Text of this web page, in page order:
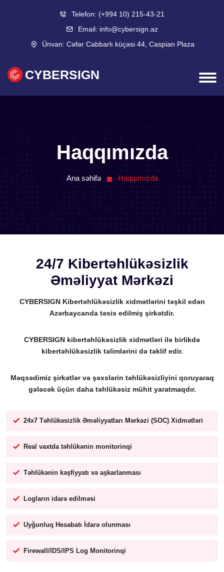
Telefon: (+994 10) 215-43-21
Email: info@cybersign.az
Ünvan: Cəfər Cabbarlı küçəsi 44, Caspian Plaza
CYBERSIGN
Haqqımızda
Ana səhifə Haqqımızda
24/7 Kibertəhlükəsizlik
Əməliyyat Mərkəzi
CYBERSIGN Kibertəhlükəsizlik xidmətlərini təşkil edən
Azərbaycanda təsis edilmiş şirkətdir.
CYBERSIGN kibertəhlükəsizlik xidmətləri ilə birlikdə
kibertəhlükəsizlik təlimlərini də təklif edir.
Məqsədimiz şirkətlər və şəxslərin təhlükəsizliyini qoruyaraq
gələcək üçün daha təhlükəsiz mühit yaratmaqdır.
24x7 Təhlükəsizlik Əməliyyatları Mərkəzi (SOC) Xidmətləri
Real vaxtda təhlükənin monitorinqi
Təhlükənin kəşfiyyatı və aşkarlanması
Logların idarə edilməsi
Uyğunluq Hesabatı İdarə olunması
Firewall/IDS/IPS Log Monitorinqi